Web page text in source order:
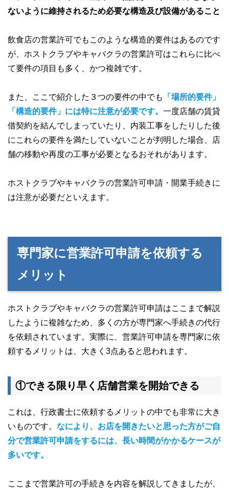
ないように維持されるため必要な構造及び設備があること
飲食店の営業許可でもこのような構造的要件はあるのです
が、ホストクラブやキャバクラの営業許可はこれらに比べ
て要件の項目も多く、かつ複雑です。
また、ここで紹介した３つの要件の中でも
「場所的要件」
「構造的要件」には特に注意が必要です。 一度店舗の賃貸
借契約を結んでしまっていたり、内装工事をしたりした後
にこれらの要件を満たしていないことが判明した場合、店
舗の移動や再度の工事が必要となるおそれがあります。
ホストクラブやキャバクラの営業許可申請・開業手続きに
は注意が必要だといえます。
専門家に営業許可申請を依頼する
メリット
ホストクラブやキャバクラの営業許可申請はここまで解説
したように複雑なため、多くの方が専門家へ手続きの代行
を依頼されています。実際に、営業許可申請を専門家に依
頼するメリットは、大きく3点あると思われます。
①できる限り早く店舗営業を開始できる
これは、行政書士に依頼するメリットの中でも非常に大き
いものです。 なにより、お店を開きたいと思った方がご自
分で営業許可申請をするには、長い時間がかかるケースが
多いです。
ここまで営業許可の手続きを内容を解説してきましたが、